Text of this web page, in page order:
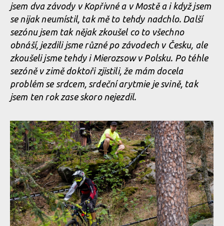
jsem dva závody v Kopřivné a v Mostě a i když jsem
se nijak neumístil, tak mě to tehdy nadchlo. Další
sezónu jsem tak nějak zkoušel co to všechno
obnáší, jezdili jsme různé po závodech v Česku, ale
zkoušeli jsme tehdy i Mierozsow v Polsku. Po téhle
sezóně v zimě doktoři zjistili, že mám docela
problém se srdcem, srdeční arytmie je svině, tak
jsem ten rok zase skoro nejezdil.